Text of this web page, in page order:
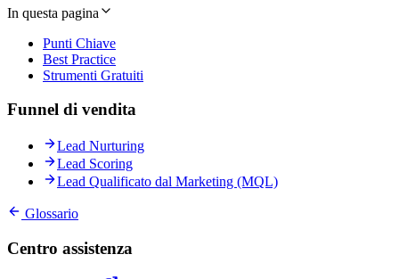
In questa pagina
Punti Chiave
Best Practice
Strumenti Gratuiti
Funnel di vendita
Lead Nurturing
Lead Scoring
Lead Qualificato dal Marketing (MQL)
Glossario
Centro assistenza